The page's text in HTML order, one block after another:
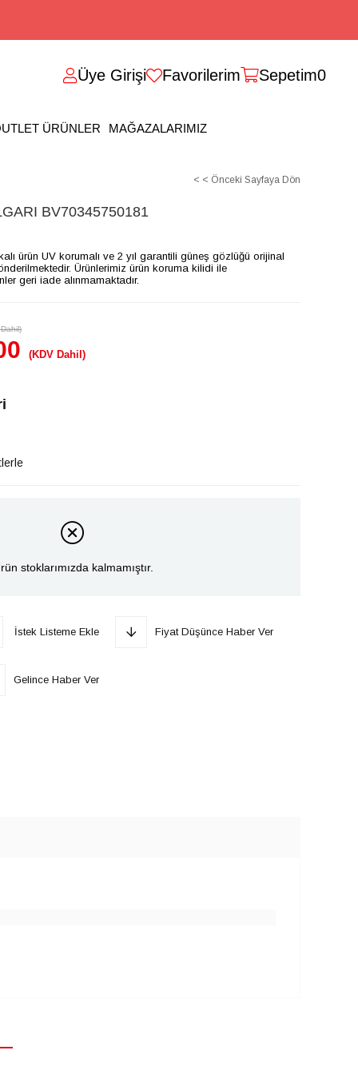
Üye Girişi Favorilerim Sepetim0
ÜRÜNLER MAĞAZALARIMIZ
< < Önceki Sayfaya Dön
BV70345750181
ürün UV korumalı ve 2 yıl garantili güneş gözlüğü orijinal
Ürünlerimiz ürün koruma kilidi ile
geri iade alınmamaktadır.
(KDV Dahil)
stoklarımızda kalmamıştır.
İstek Listeme Ekle Fiyat Düşünce Haber Ver
Gelince Haber Ver